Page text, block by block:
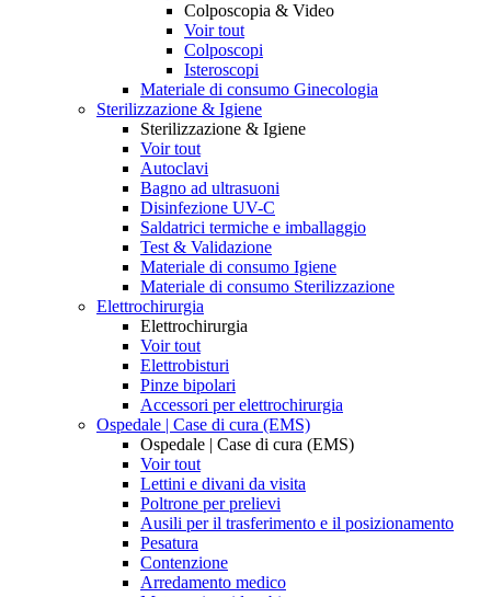
Colposcopia & Video
Voir tout
Colposcopi
Isteroscopi
Materiale di consumo Ginecologia
Sterilizzazione & Igiene
Sterilizzazione & Igiene
Voir tout
Autoclavi
Bagno ad ultrasuoni
Disinfezione UV-C
Saldatrici termiche e imballaggio
Test & Validazione
Materiale di consumo Igiene
Materiale di consumo Sterilizzazione
Elettrochirurgia
Elettrochirurgia
Voir tout
Elettrobisturi
Pinze bipolari
Accessori per elettrochirurgia
Ospedale | Case di cura (EMS)
Ospedale | Case di cura (EMS)
Voir tout
Lettini e divani da visita
Poltrone per prelievi
Ausili per il trasferimento e il posizionamento
Pesatura
Contenzione
Arredamento medico